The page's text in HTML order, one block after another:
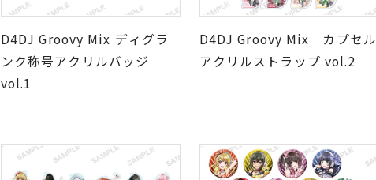
D4DJ Groovy Mix ディグラ
ンク称号アクリルバッジ
vol.1
D4DJ Groovy Mix カプセル
アクリルストラップ vol.2